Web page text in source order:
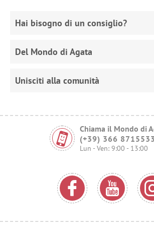
Hai bisogno di un consiglio?
Del Mondo di Agata
Unisciti alla comunità
Chiama il Mondo di
(+39) 366 8715533
Lun - Ven: 9:00 - 13:00